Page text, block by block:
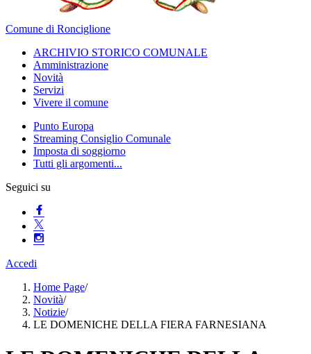
Comune di Ronciglione
ARCHIVIO STORICO COMUNALE
Amministrazione
Novità
Servizi
Vivere il comune
Punto Europa
Streaming Consiglio Comunale
Imposta di soggiorno
Tutti gli argomenti...
Seguici su
Accedi
Home Page/
Novità/
Notizie/
LE DOMENICHE DELLA FIERA FARNESIANA